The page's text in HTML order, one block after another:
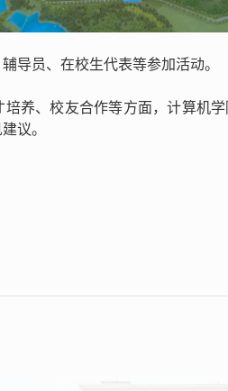
导员、在校生代表等参加活动。
养、校友合作等方面，计算机
议。